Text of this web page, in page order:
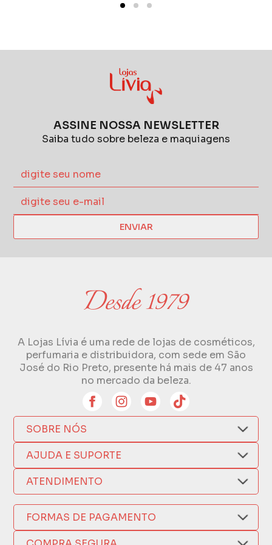
ASSINE NOSSA NEWSLETTER
Saiba tudo sobre beleza e maquiagens
ENVIAR
A Lojas Lívia é uma rede de lojas de cosméticos,
perfumaria e distribuidora, com sede em São
José do Rio Preto, presente há mais de 47 anos
no mercado da beleza.
SOBRE NÓS
Quem Somos
Compra Segura
Como Comprar
Nossas Lojas
Política de Privacidade
AJUDA E SUPORTE
Nosso Aplicativo
Trocas e Devoluções
Formas de Pagamento
Fretes e Entregas
Fabricantes
ATENDIMENTO
(17) 3209-9595
sacweb@lojaslivia.com.br
FORMAS DE PAGAMENTO